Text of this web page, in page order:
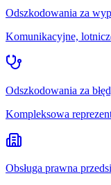
Odszkodowania za
Komunikacyjne,
Odszkodowania za
Kompleksowa
Obsługa prawna